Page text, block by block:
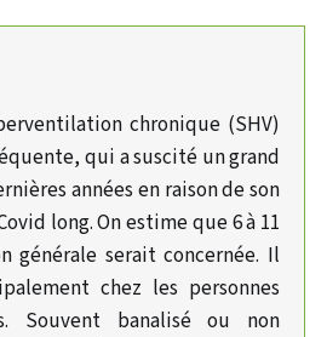
chronique (SHV)
qui a suscité un grand
années en raison de son
long. On estime que 6 à 11
générale serait concernée. Il
chez les personnes
Souvent banalisé ou non